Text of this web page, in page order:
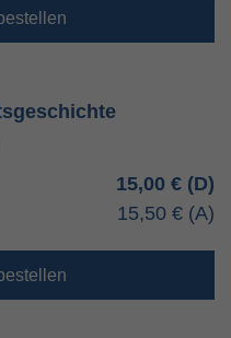
15,00 €
15,50 €